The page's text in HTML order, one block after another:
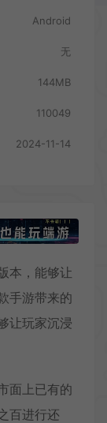
Android
无
144MB
110049
2024-11-14
本，能够让
手游带来的
让玩家沉浸
面上已有的
百进行还